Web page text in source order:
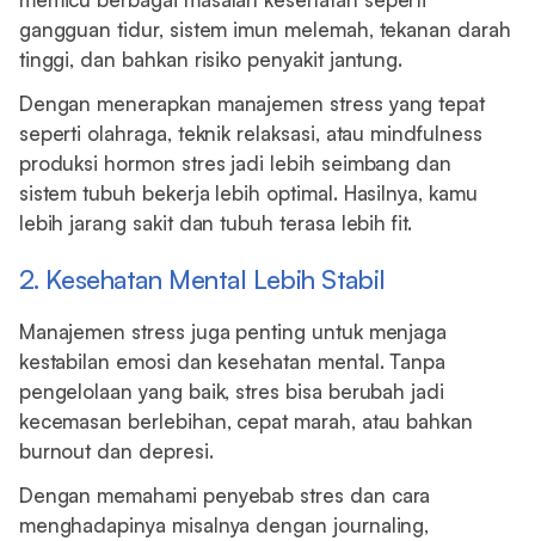
gangguan tidur, sistem imun melemah, tekanan darah
tinggi, dan bahkan risiko penyakit jantung.
Dengan menerapkan manajemen stress yang tepat
seperti olahraga, teknik relaksasi, atau mindfulness
produksi hormon stres jadi lebih seimbang dan
sistem tubuh bekerja lebih optimal. Hasilnya, kamu
lebih jarang sakit dan tubuh terasa lebih fit.
2. Kesehatan Mental Lebih Stabil
Manajemen stress juga penting untuk menjaga
kestabilan emosi dan kesehatan mental. Tanpa
pengelolaan yang baik, stres bisa berubah jadi
kecemasan berlebihan, cepat marah, atau bahkan
burnout dan depresi.
Dengan memahami penyebab stres dan cara
menghadapinya misalnya dengan journaling,